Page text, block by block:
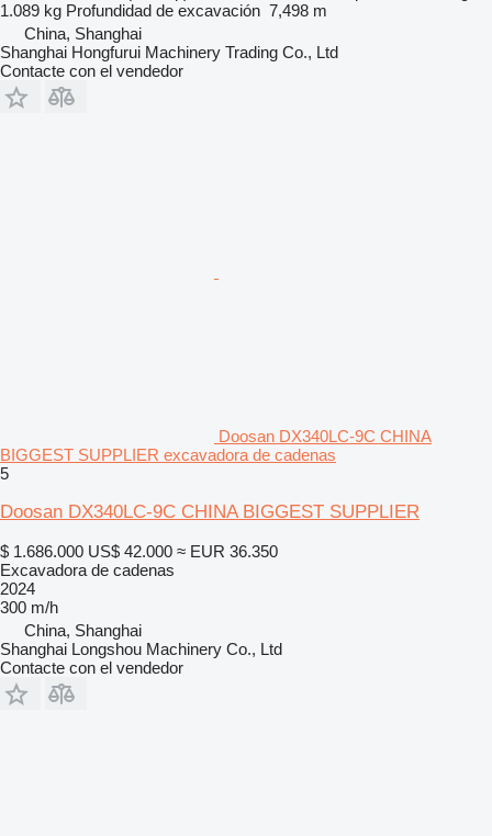
1.089 kg Profundidad de excavación 7,498 m
China, Shanghai
Shanghai Hongfurui Machinery Trading Co., Ltd
Contacte con el vendedor
Doosan DX340LC-9C CHINA
BIGGEST SUPPLIER excavadora de cadenas
5
Doosan DX340LC-9C CHINA BIGGEST SUPPLIER
$ 1.686.000 US$ 42.000 ≈ EUR 36.350
Excavadora de cadenas
2024
300 m/h
China, Shanghai
Shanghai Longshou Machinery Co., Ltd
Contacte con el vendedor